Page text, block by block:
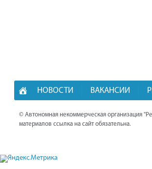
НОВОСТИ ВАКАНСИИ
© Автономная некоммерческая организация
материалов ссылка на сайт обязательна.